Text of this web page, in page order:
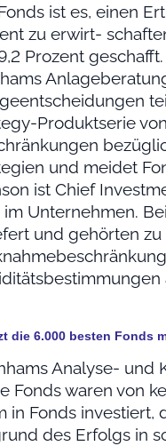
ist es, einen
zu erwirt-
Prozent
Produktserie
und meidet
ist Chief
im Unternehmen.
und gehörten
die 6.000 besten Fonds
Analyse- und
Fonds waren von
in Fonds
des Erfolgs in